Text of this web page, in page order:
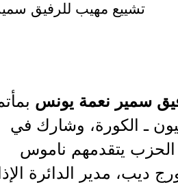
تشييع مهيب للرفيق
سمير نعمة يونس
ـ الكورة، وشارك في
يتقدمهم ناموس
ديب، مدير الدائرة